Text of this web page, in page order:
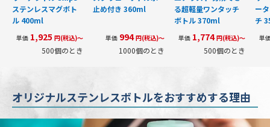
ステンレスマグボト
ル 400ml
単価 1,925円(税込)～
500個のとき
止め付き 360ml
単価994円(税込)～
1000個のとき
る超軽量ワンタッチ
ボトル 370ml
単価1,774円(税込)～
500個のとき
ー
チ
単
オリジナルステンレスボトルをおすすめする理由